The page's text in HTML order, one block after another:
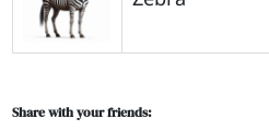
Share with your friends: